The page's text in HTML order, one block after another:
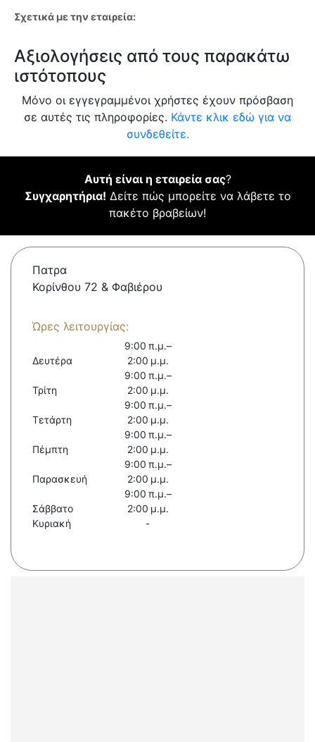
Σχετικά με την εταιρεία:
Αξιολογήσεις από τους παρακάτω
ιστότοπους
Μόνο οι εγγεγραμμένοι χρήστες έχουν πρόσβαση
σε αυτές τις πληροφορίες. Κάντε κλικ εδώ για να
συνδεθείτε.
Αυτή είναι η εταιρεία σας?
Συγχαρητήρια! Δείτε πώς μπορείτε να λάβετε το
πακέτο βραβείων!
Πατρα
Κορίνθου 72 & Φαβιέρου
Ώρες λειτουργίας:
Δευτέρα
9:00 π.μ.–
2:00 μ.μ.
Τρίτη
9:00 π.μ.–
2:00 μ.μ.
Τετάρτη
9:00 π.μ.–
2:00 μ.μ.
Πέμπτη
9:00 π.μ.–
2:00 μ.μ.
Παρασκευή
9:00 π.μ.–
2:00 μ.μ.
Σάββατο
9:00 π.μ.–
2:00 μ.μ.
Κυριακή
-